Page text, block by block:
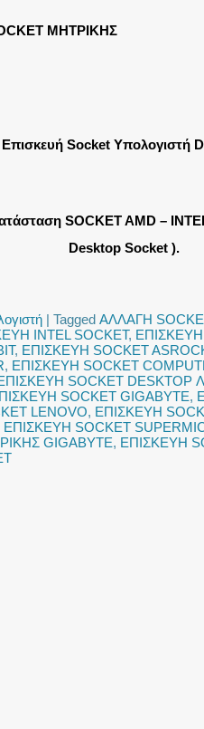
ΜΗΤΡΙΚΗΣ
Επισκευή Socket Υπολογιστή
SOCKET AMD –
Desktop Socket ).
| Tagged ΑΛΛΑΓΗ
INTEL SOCKET, ΕΠΙΣΚΕΥΗ
, ΕΠΙΣΚΕΥΗ SOCKET
, ΕΠΙΣΚΕΥΗ SOCKET
SOCKET DESKTOP
SOCKET GIGABYTE,
LENOVO, ΕΠΙΣΚΕΥΗ
ΕΠΙΣΚΕΥΗ SOCKET
GIGABYTE, ΕΠΙΣΚΕΥΗ